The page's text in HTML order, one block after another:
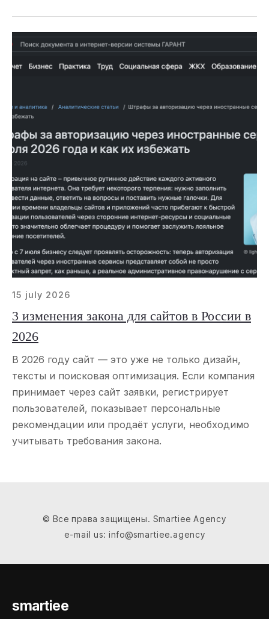
15 july 2026
3 изменения закона для сайтов в России в
2026
В 2026 году сайт — это уже не только дизайн,
тексты и поисковая оптимизация. Если компания
принимает через сайт заявки, регистрирует
пользователей, показывает персональные
рекомендации или продаёт услуги, необходимо
учитывать требования закона.
© Все права защищены. Smartiee Agency
e-mail us: info@smartiee.agency
smartiee